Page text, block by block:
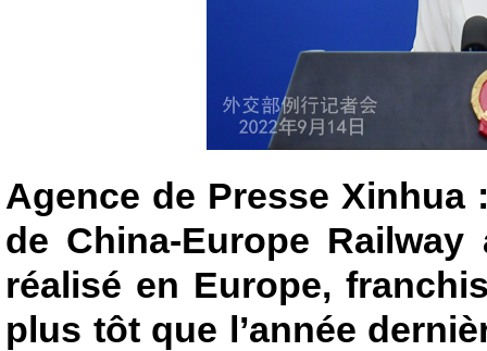
Agence de Presse Xinhua
de China-Europe
réalisé en Europe,
plus tôt que l’année